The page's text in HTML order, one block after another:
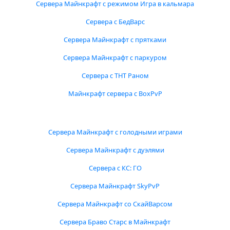
Сервера Майнкрафт с режимом Игра в кальмара
Сервера с БедВарс
Сервера Майнкрафт с прятками
Сервера Майнкрафт с паркуром
Сервера с ТНТ Раном
Майнкрафт сервера с BoxPvP
Сервера Майнкрафт с голодными играми
Сервера Майнкрафт с дуэлями
Сервера с КС: ГО
Сервера Майнкрафт SkyPvP
Сервера Майнкрафт со СкайВарсом
Сервера Браво Старс в Майнкрафт